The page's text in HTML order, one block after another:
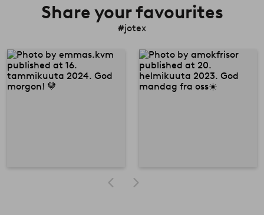
Share your favourites
#jotex